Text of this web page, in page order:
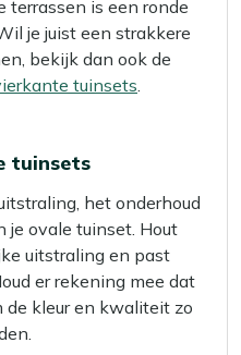
terrassen is een ronde
je juist een strakkere
bekijk dan ook de
tuinsets.
tuinsets
het onderhoud
je ovale tuinset. Hout
uitstraling en past
er rekening mee dat
de kleur en kwaliteit zo